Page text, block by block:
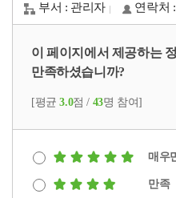
부서 : 관리자 연락처
이 페이지에서 제공하는
만족하셨습니까?
[평균3.0점 / 43명 참여]
매우
만족